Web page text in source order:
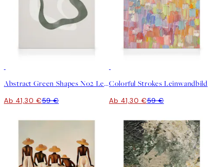
Abstract Green Shapes No2 Leinwandbild
Ab 41,30 €59 €
Colorful Strokes Leinwandbild
Ab 41,30 €59 €